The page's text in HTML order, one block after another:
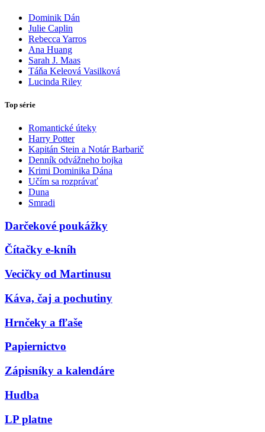
Dominik Dán
Julie Caplin
Rebecca Yarros
Ana Huang
Sarah J. Maas
Táňa Keleová Vasilková
Lucinda Riley
Top série
Romantické úteky
Harry Potter
Kapitán Stein a Notár Barbarič
Denník odvážneho bojka
Krimi Dominika Dána
Učím sa rozprávať
Duna
Smradi
Darčekové poukážky
Čítačky e-kníh
Vecičky od Martinusu
Káva, čaj a pochutiny
Hrnčeky a fľaše
Papiernictvo
Zápisníky a kalendáre
Hudba
LP platne